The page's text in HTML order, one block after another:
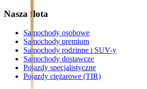
Nasza flota
Samochody osobowe
Samochody premium
Samochody rodzinne i SUV-y
Samochody dostawcze
Pojazdy specjalistyczne
Pojazdy ciężarowe (TIR)